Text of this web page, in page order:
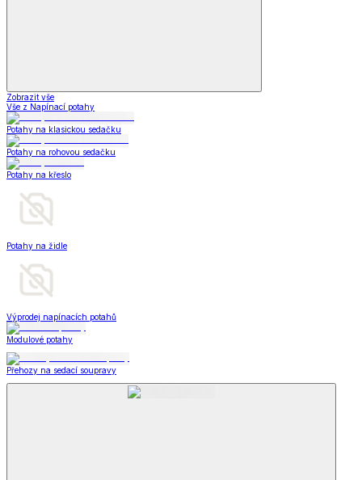
Zobrazit vše
Vše z Napínací potahy
Potahy na klasickou sedačku
Potahy na rohovou sedačku
Potahy na křeslo
Potahy na židle
Výprodej napínacích potahů
Modulové potahy
Přehozy na sedací soupravy